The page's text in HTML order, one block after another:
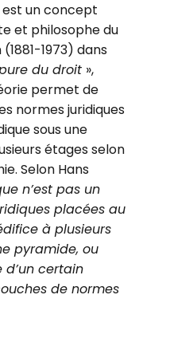
est un concept
et philosophe du
1973) dans
du droit »,
permet de
normes juridiques
sous une
étages selon
Selon Hans
n’est pas un
placées au
à plusieurs
pyramide, ou
d’un certain
de normes